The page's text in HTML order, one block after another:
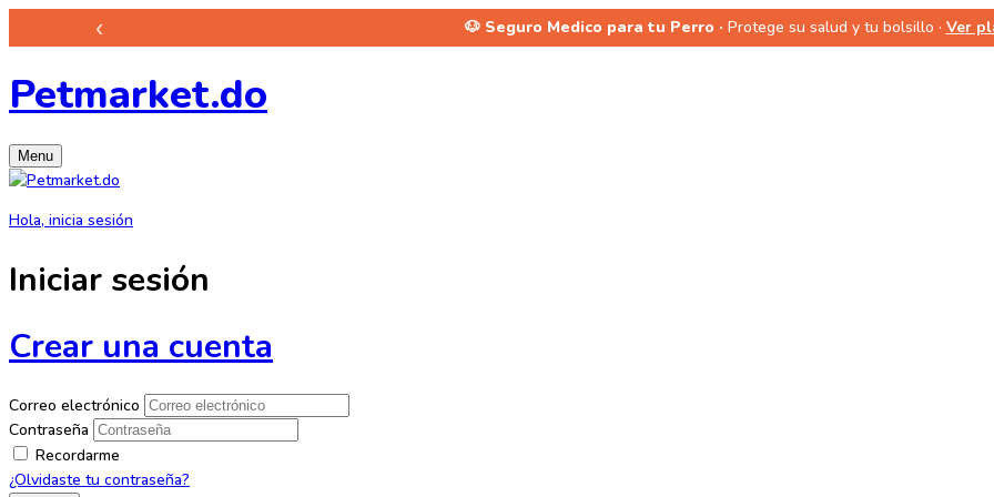
‹ 🐶 Seguro Medico para tu Perro · Protege su salud y tu bolsillo · Ver
Petmarket.do
Menu
Hola, inicia sesión
Iniciar sesión
Crear una cuenta
Correo electrónico
Contraseña
Recordarme
¿Olvidaste tu contraseña?